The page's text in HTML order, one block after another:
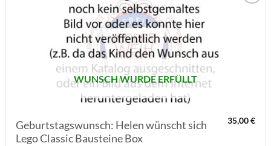
WUNSCH WURDE ERFÜLLT
Geburtstagswunsch: Helen wünscht sich
Lego Classic Bausteine Box
35,00€